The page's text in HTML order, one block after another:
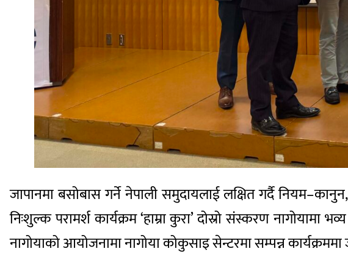
जापानमा बसोबास गर्ने नेपाली समुदायलाई लक्षित गर्दै
निःशुल्क परामर्श कार्यक्रम ‘हाम्रा कुरा’ दोस्रो संस्करण
नागोयाको आयोजनामा नागोया कोकुसाइ सेन्टरमा सम्पन्न